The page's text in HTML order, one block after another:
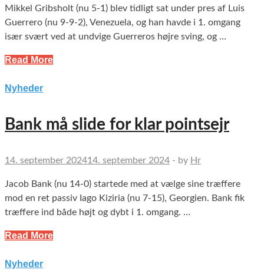
Mikkel Gribsholt (nu 5-1) blev tidligt sat under pres af Luis
Guerrero (nu 9-9-2), Venezuela, og han havde i 1. omgang
især svært ved at undvige Guerreros højre sving, og …
Read More
Nyheder
Bank må slide for klar pointsejr
14. september 202414. september 2024 - by Hr
Jacob Bank (nu 14-0) startede med at vælge sine træffere
mod en ret passiv Iago Kiziria (nu 7-15), Georgien. Bank fik
træffere ind både højt og dybt i 1. omgang. …
Read More
Nyheder